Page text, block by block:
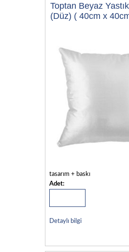
Toptan Beyaz
(Düz) ( 40cm x
tasarım + baskı
Adet:
Detaylı bilgi